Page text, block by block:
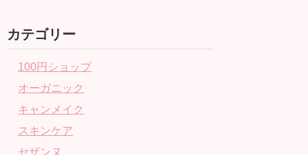
カテゴリー
100円ショップ
オーガニック
キャンメイク
スキンケア
セザンヌ